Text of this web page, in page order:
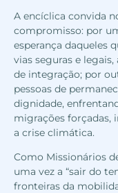
A encíclica convida
compromisso: por
esperança daqueles
vias seguras e
de integração; por
pessoas de
dignidade,
migrações forçadas,
a crise climática.
Como Missionários
uma vez a “sair do
fronteiras da